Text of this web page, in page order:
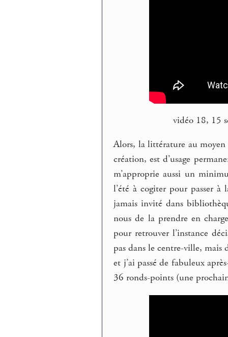
vidéo 18, 15
Alors, la littérature au moyen
création, est d’usage
m’approprie aussi un
l’été à cogiter pour passer
jamais invité dans
nous de la prendre en
pour retrouver l’instance
pas dans le centre-ville, mais
et j’ai passé de fabuleux
36 ronds-points (une